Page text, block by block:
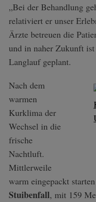
„Bei der Behandlung
relativiert er unser
Ärzte betreuen die
und in naher Zukunft
Langlauf geplant.
Nach dem
warmen
Kurklima der
Wechsel in die
frische
Nachtluft.
Mittlerweile
warm eingepackt
Stuibenfall, mit 159